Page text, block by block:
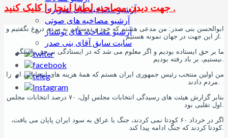
آرشیو مصاخبه های تصویری
آرشیو مصاخبه های صوتی
آرشیو مصاخبه های نوشتار
سایت سابق آقای بنی صدر
جهت دیدن مصاحبه لطفا اینجا را کلیک کنید .
ابوالحسن بنی صدر: من مدعی هستم که خود و دوستانم به مردم دروغ نگفتیم و
ما بر حق ایستاده بودیم و اگر معلوم می شد که در ایستادگی بر حق راستگو
من اولین منتخب رئیس جمهوری ایران هستم که همۀ هزینه های انتخاباتی ام را
بنابر گزارش هیئت های رسیدگی انتخابات مجلس اول، ٧٠ درصد انتخابات مجلس
اگر در خرداد ۶۰ کودتا نمی کردند، جنگ با عراق به سود ایران پایان می یافت،
کودتا کردند که جنگ ادامه پیدا کند.